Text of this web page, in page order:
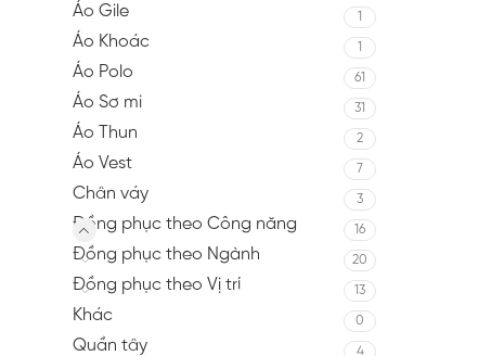
Áo Gile 1
Áo Khoác 1
Áo Polo 61
Áo Sơ mi 31
Áo Thun 2
Áo Vest 7
Chân váy 3
Đồng phục theo Công năng 16
Đồng phục theo Ngành 20
Đồng phục theo Vị trí 13
Khác 0
Quần tây 4